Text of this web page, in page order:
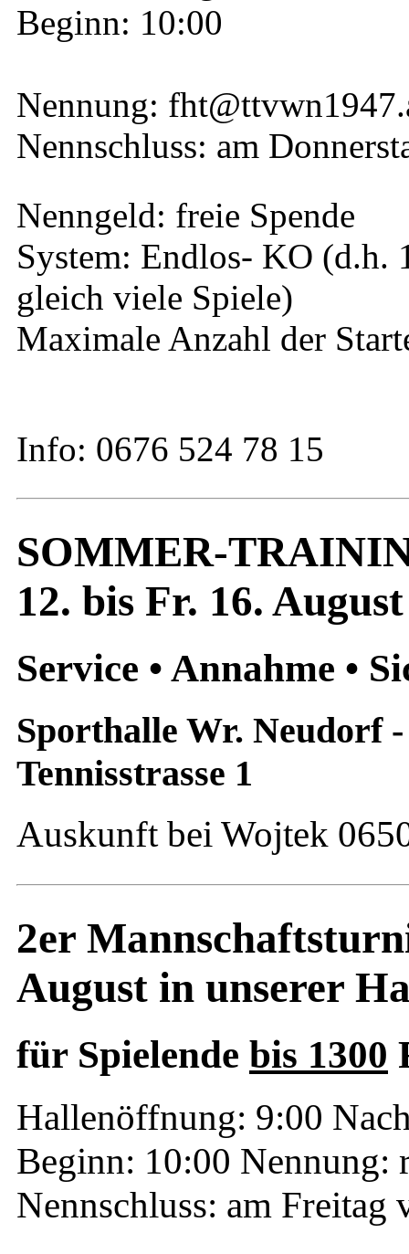
Beginn: 10:00
Nennung:
Nennschluss: am
Nenngeld: freie Spende
System: Endlos- KO (d.h.
gleich viele Spiele)
Maximale Anzahl der
Info: 0676 524 78 15
SOMMER-
12. bis Fr. 16.
Service • Annahme •
Sporthalle Wr. Neudorf
Tennisstrasse 1
Auskunft bei Wojtek
2er
August in unserer
für Spielende bis 1300
Hallenöffnung: 9:00
Beginn: 10:00 Nennung:
Nennschluss: am Freitag